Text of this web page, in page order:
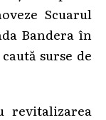
Scuarul
Bandera în
surse de
revitalizarea